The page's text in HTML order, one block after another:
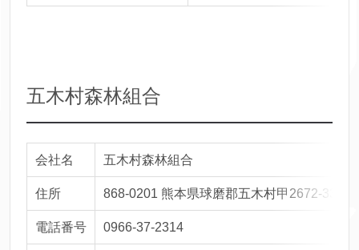
五木村森林組合
会社名 五木村森林組合
住所 868-0201 熊本県球磨郡五木村甲2672-33
電話番号 0966-37-2314